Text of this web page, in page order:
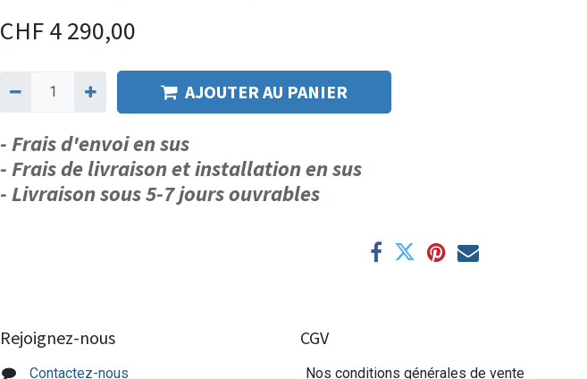
CHF4 290,00
AJOUTER AU PANIER
- Frais d'envoi en sus
- Frais de livraison et installation en sus
- Livraison sous 5-7 jours ouvrables
Rejoignez-nous
Contactez-nous
CGV
Nos conditions générales de vente